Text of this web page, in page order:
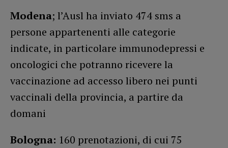
Modena; l’Ausl ha inviato 474 sms a
persone appartenenti alle categorie
indicate, in particolare immunodepressi e
oncologici che potranno ricevere la
vaccinazione ad accesso libero nei punti
vaccinali della provincia, a partire da
domani
Bologna: 160 prenotazioni, di cui 75